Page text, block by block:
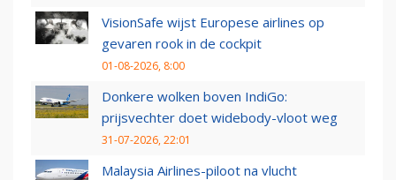
VisionSafe wijst Europese airlines op
gevaren rook in de cockpit
01-08-2026, 8:00
Donkere wolken boven IndiGo:
prijsvechter doet widebody-vloot weg
31-07-2026, 22:01
Malaysia Airlines-piloot na vlucht